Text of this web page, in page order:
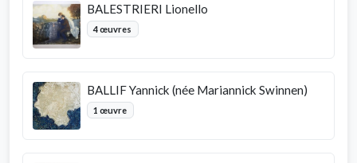
BALESTRIERI Lionello
4 œuvres
BALLIF Yannick (née Mariannick Swinnen)
1 œuvre